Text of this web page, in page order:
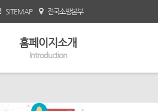
SITEMAP 전국소방본부
홈페이지소개
Introduction